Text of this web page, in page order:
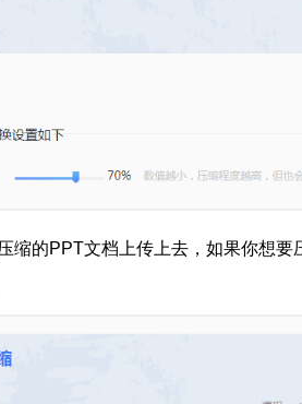
缩的PPT文档上传上去，如果你想